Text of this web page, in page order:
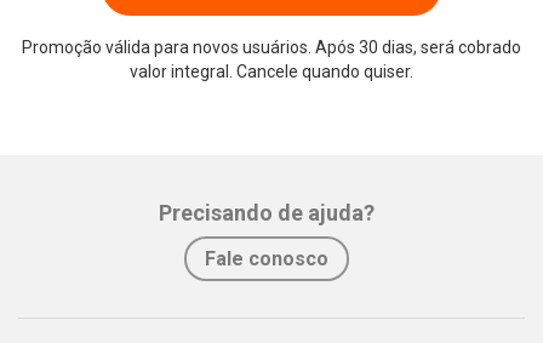
Promoção válida para novos usuários. Após 30 dias, será cobrado
valor integral. Cancele quando quiser.
Precisando de ajuda?
Fale conosco